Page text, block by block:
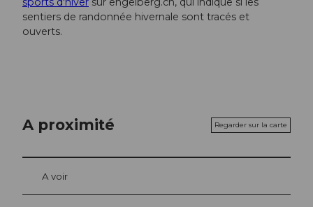
sentiers de randonnée hivernale sont tracés et
ouverts.
A proximité Regarder sur la carte
A voir